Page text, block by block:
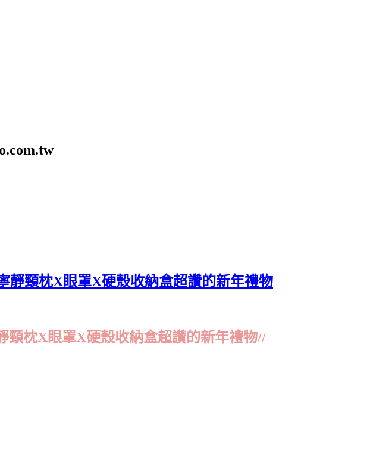
靜頸枕X眼罩X硬殼收納盒超讚的新年禮物
頸枕X眼罩X硬殼收納盒超讚的新年禮物//